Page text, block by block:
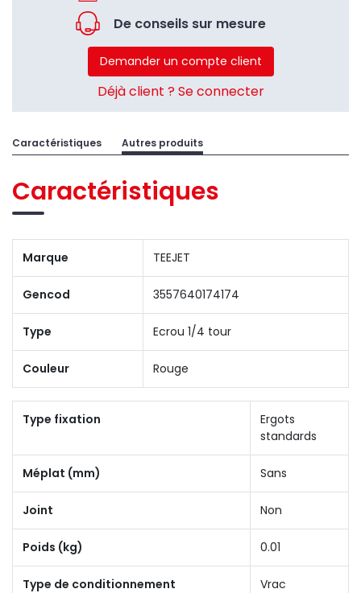
De conseils sur mesure
Demander un compte client
Déjà client ? Se connecter
Caractéristiques Autres produits
Caractéristiques
Marque TEEJET
Gencod 3557640174174
Type Ecrou 1/4 tour
Couleur Rouge
Type fixation
Ergots
standards
Méplat (mm) Sans
Joint Non
Poids (kg) 0.01
Type de conditionnement Vrac